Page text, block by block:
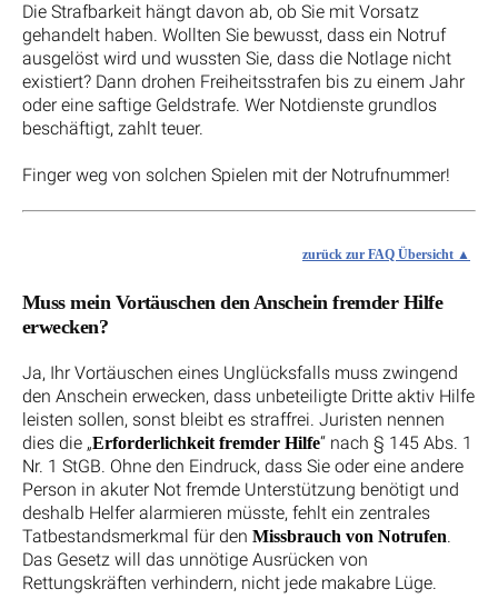
Die Strafbarkeit hängt davon ab, ob Sie mit Vorsatz
gehandelt haben. Wollten Sie bewusst, dass ein Notruf
ausgelöst wird und wussten Sie, dass die Notlage nicht
existiert? Dann drohen Freiheitsstrafen bis zu einem Jahr
oder eine saftige Geldstrafe. Wer Notdienste grundlos
beschäftigt, zahlt teuer.
Finger weg von solchen Spielen mit der Notrufnummer!
zurück zur FAQ Übersicht
Muss mein Vortäuschen den Anschein fremder Hilfe
erwecken?
Ja, Ihr Vortäuschen eines Unglücksfalls muss zwingend
den Anschein erwecken, dass unbeteiligte Dritte aktiv Hilfe
leisten sollen, sonst bleibt es straffrei. Juristen nennen
dies die „Erforderlichkeit fremder Hilfe“ nach § 145 Abs. 1
Nr. 1 StGB. Ohne den Eindruck, dass Sie oder eine andere
Person in akuter Not fremde Unterstützung benötigt und
deshalb Helfer alarmieren müsste, fehlt ein zentrales
Tatbestandsmerkmal für den Missbrauch von Notrufen.
Das Gesetz will das unnötige Ausrücken von
Rettungskräften verhindern, nicht jede makabre Lüge.